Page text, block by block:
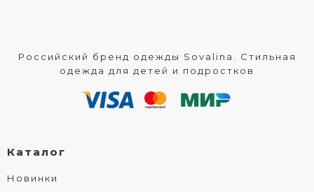
Российский бренд одежды Sovalina. Стильная
одежда для детей и подростков
Каталог
Новинки